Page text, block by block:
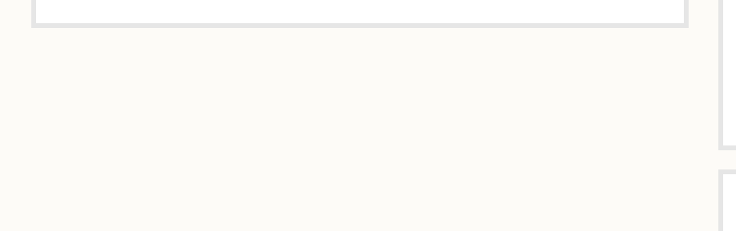
acontecem